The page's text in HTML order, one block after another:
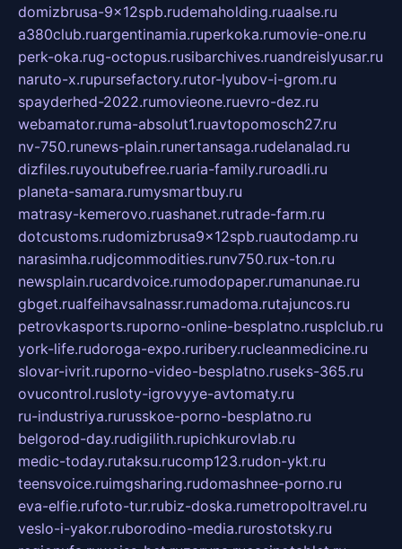
domizbrusa-9x12spb.rudemaholding.ruaalse.ru
a380club.ruargentinamia.ruperkoka.rumovie-one.ru
perk-oka.rug-octopus.rusibarchives.ruandreislyusar.ru
naruto-x.rupursefactory.rutor-lyubov-i-grom.ru
spayderhed-2022.rumovieone.ruevro-dez.ru
webamator.ruma-absolut1.ruavtopomosch27.ru
nv-750.runews-plain.runertansaga.rudelanalad.ru
dizfiles.ruyoutubefree.ruaria-family.ruroadli.ru
planeta-samara.rumysmartbuy.ru
matrasy-kemerovo.ruashanet.rutrade-farm.ru
dotcustoms.rudomizbrusa9x12spb.ruautodamp.ru
narasimha.rudjcommodities.runv750.rux-ton.ru
newsplain.rucardvoice.rumodopaper.rumanunae.ru
gbget.rualfeihavsalnassr.rumadoma.rutajuncos.ru
petrovkasports.ruporno-online-besplatno.rusplclub.ru
york-life.rudoroga-expo.ruribery.rucleanmedicine.ru
slovar-ivrit.ruporno-video-besplatno.ruseks-365.ru
ovucontrol.rusloty-igrovyye-avtomaty.ru
ru-industriya.rurusskoe-porno-besplatno.ru
belgorod-day.rudigilith.rupichkurovlab.ru
medic-today.rutaksu.rucomp123.rudon-ykt.ru
teensvoice.ruimgsharing.rudomashnee-porno.ru
eva-elfie.rufoto-tur.rubiz-doska.rumetropoltravel.ru
veslo-i-yakor.ruborodino-media.rurostotsky.ru